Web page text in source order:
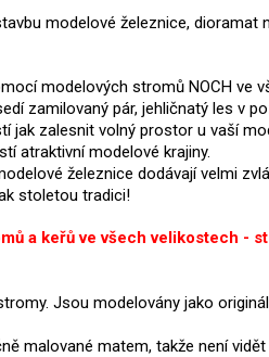
modelové železnice, dioramat
modelových stromů NOCH ve
zamilovaný pár, jehličnatý les v
jak zalesnit volný prostor u vaší
atraktivní modelové krajiny.
železnice dodávají velmi
stoletou tradici!
a keřů ve všech velikostech -
Jsou modelovány jako
malované matem, takže není